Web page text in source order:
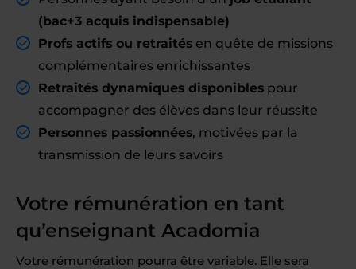
(bac+3 acquis indispensable)
Profs actifs ou retraités en quête de missions
complémentaires enrichissantes
Retraités dynamiques disponibles pour
accompagner des élèves dans leur réussite
Personnes passionnées, motivées par la
transmission de leurs savoirs
Votre rémunération en tant
qu’enseignant Acadomia
Votre rémunération pourra être variable. Elle sera